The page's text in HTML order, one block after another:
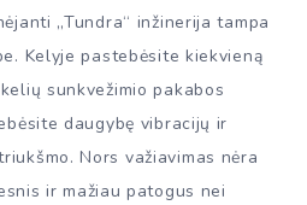
„Tundra“ inžinerija tampa
Kelyje pastebėsite kiekvieną
sunkvežimio pakabos
daugybę vibracijų ir
Nors važiavimas nėra
ir mažiau patogus nei